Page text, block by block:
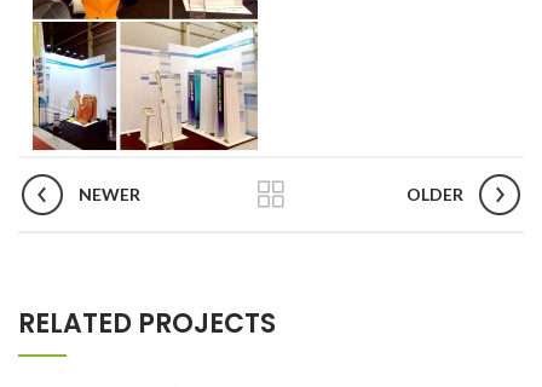
NEWER OLDER
RELATED PROJECTS